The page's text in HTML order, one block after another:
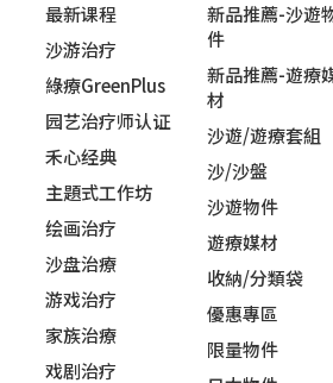
最新课程
沙游治疗
綠療GreenPlus
园艺治疗师认证
禾心经典
主題式工作坊
绘画治疗
沙盘治療
游戏治疗
家族治療
戏剧治疗
新品推薦-沙遊
件
新品推薦-遊療
材
沙遊/遊療套組
沙/沙盤
沙遊物件
遊療媒材
收納/分類袋
優惠專區
限量物件